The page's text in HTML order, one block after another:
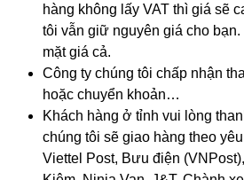
hàng không lấy VAT thì giá sẽ
tôi vẫn giữ nguyên giá cho
mặt giá cả.
Công ty chúng tôi chấp nhận
hoặc chuyển khoản…
Khách hàng ở tỉnh vui lòng
chúng tôi sẽ giao hàng theo
Viettel Post, Bưu điện